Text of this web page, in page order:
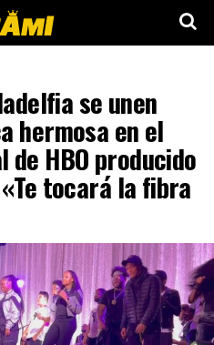
se unen
hermosa en el
de HBO producido
tocará la fibra